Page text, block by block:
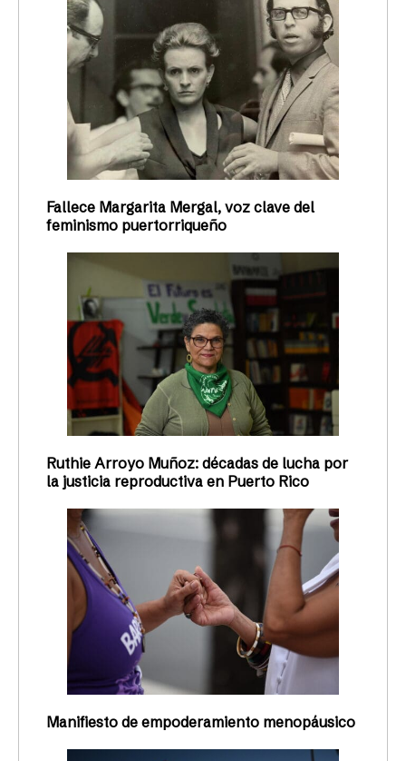
Fallece Margarita Mergal, voz clave del
feminismo puertorriqueño
Ruthie Arroyo Muñoz: décadas de lucha por
la justicia reproductiva en Puerto Rico
Manifiesto de empoderamiento menopáusico